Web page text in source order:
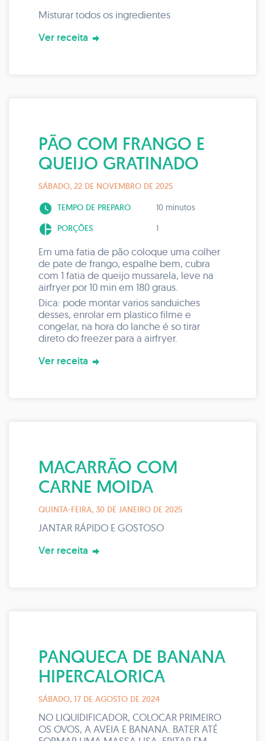
Misturar todos os ingredientes
Ver receita
PÃO COM FRANGO E
QUEIJO GRATINADO
SÁBADO, 22 DE NOVEMBRO DE 2025
watch_later TEMPO DE PREPARO 10 minutos
pie_chart PORÇÕES 1
Em uma fatia de pão coloque uma colher
de pate de frango, espalhe bem, cubra
com 1 fatia de queijo mussarela, leve na
airfryer por 10 min em 180 graus.
Dica: pode montar varios sanduiches
desses, enrolar em plastico filme e
congelar, na hora do lanche é so tirar
direto do freezer para a airfryer.
Ver receita
MACARRÃO COM
CARNE MOIDA
QUINTA-FEIRA, 30 DE JANEIRO DE 2025
JANTAR RÁPIDO E GOSTOSO
Ver receita
PANQUECA DE BANANA
HIPERCALORICA
SÁBADO, 17 DE AGOSTO DE 2024
NO LIQUIDIFICADOR, COLOCAR PRIMEIRO
OS OVOS, A AVEIA E BANANA. BATER ATÉ